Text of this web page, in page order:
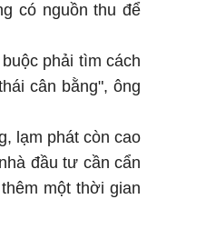
có nguồn thu để
phải tìm cách
cân bằng", ông
lạm phát còn cao
đầu tư cần cẩn
một thời gian